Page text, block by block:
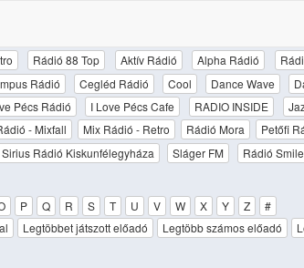
Rádió 88 Top Aktív Rádió Alpha Rádió
Rádió Cegléd Rádió Cool Dance Wave
Pécs Rádió I Love Pécs Cafe RADIO INSIDE
- Mixfall Mix Rádió - Retro Rádió Mora Petőfi
Sirius Rádió Kiskunfélegyháza Sláger FM Rádió Smile
P Q R S T U V W X Y Z
#
Legtöbbet játszott előadó Legtöbb számos előadó